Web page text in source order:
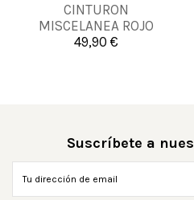
CINTURON
MISCELANEA ROJO
49,90 €
90 95
Añadir al carrito
Suscríbete a